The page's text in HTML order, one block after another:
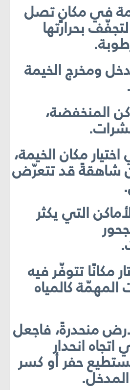
في مكانٍ تصل
بحرارتها
ومخرج الخيمة
المنخفضة،
اختيار مكان الخيمة،
شاهقةً قد تتعرّض
التي يكثر
مكانًا تتوفّر فيه
كالمياه
منحدرةً، فاجعل
انحدار
حفر أو كسر